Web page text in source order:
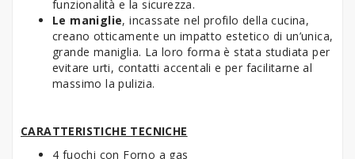
funzionalità e la sicurezza.
Le maniglie, incassate nel profilo della cucina,
creano otticamente un impatto estetico di un’unica,
grande maniglia. La loro forma è stata studiata per
evitare urti, contatti accentali e per facilitarne al
massimo la pulizia.
CARATTERISTICHE TECNICHE
4 fuochi con Forno a gas